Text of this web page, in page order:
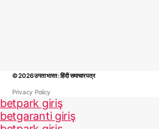
© 2026उगता भारत : हिंदी समाचार पत्र
Privacy Policy
betpark giriş
betgaranti giriş